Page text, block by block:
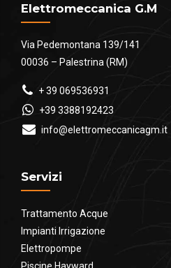
Elettromeccanica G.M
Via Pedemontana 139/141
00036 – Palestrina (RM)
+ 39 069536931
+39 3388192423
info@elettromeccanicagm.it
Servizi
Trattamento Acque
Impianti Irrigazione
Elettropompe